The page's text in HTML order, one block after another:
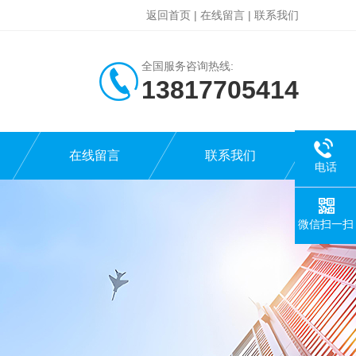
返回首页 | 在线留言 | 联系我们
全国服务咨询热线:
13817705414
在线留言 联系我们
电话
微信扫一扫